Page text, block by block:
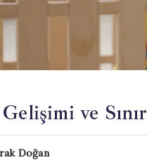
ve Sınır
Doğan